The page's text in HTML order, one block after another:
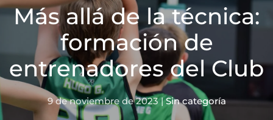
Más allá de la técnica:
formación de
entrenadores del Club
9 de noviembre de 2023|Sin categoría